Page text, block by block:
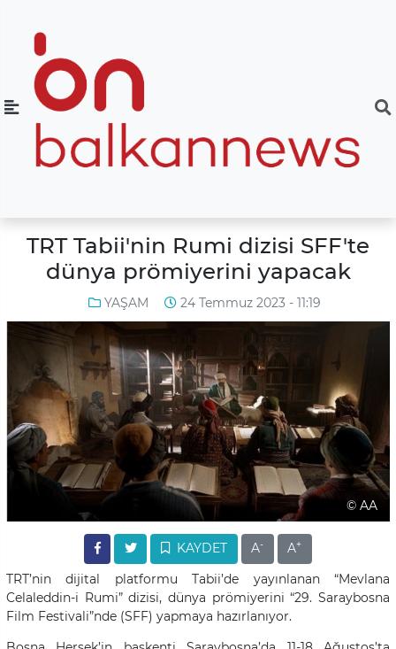
TRT Tabii'nin Rumi dizisi SFF'te
dünya prömiyerini yapacak
YAŞAM 24 Temmuz 2023 - 11:19
© AA
KAYDET A- A+
TRT’nin dijital platformu Tabii’de yayınlanan “Mevlana
Celaleddin-i Rumi” dizisi, dünya prömiyerini “29. Saraybosna
Film Festivali”nde (SFF) yapmaya hazırlanıyor.